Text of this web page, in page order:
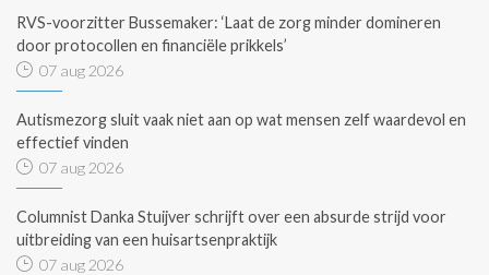
RVS-voorzitter Bussemaker: ‘Laat de zorg minder domineren
door protocollen en financiële prikkels’
07 aug 2026
Autismezorg sluit vaak niet aan op wat mensen zelf waardevol en
effectief vinden
07 aug 2026
Columnist Danka Stuijver schrijft over een absurde strijd voor
uitbreiding van een huisartsenpraktijk
07 aug 2026